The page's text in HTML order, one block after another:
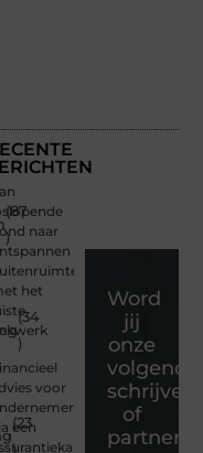
(87
)
(34
)
(23
)
naar
het
voor
een
Word
jij
onze
volgende
schrijver
of
partner?